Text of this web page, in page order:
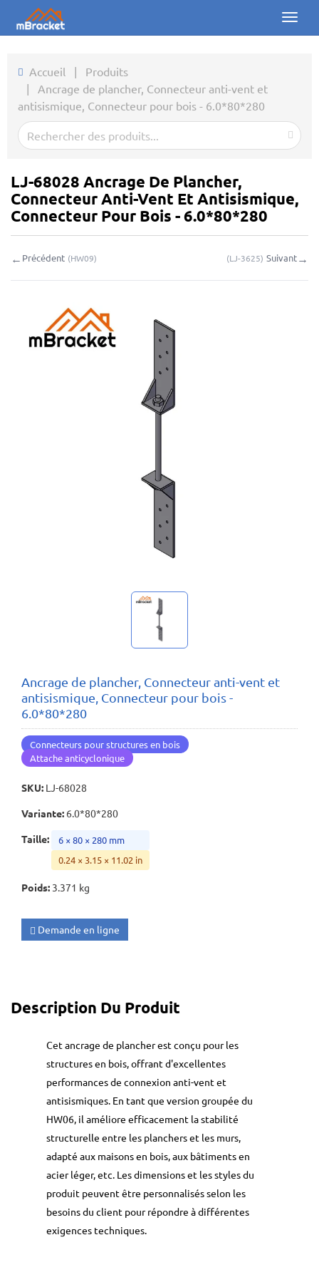
Toggle
Produits
À propos
Téléchargements
Mes demandes
Accueil | Produits
| Ancrage de plancher, Connecteur anti-vent et
antisismique, Connecteur pour bois - 6.0*80*280
LJ-68028 Ancrage De Plancher,
Connecteur Anti-Vent Et Antisismique,
Connecteur Pour Bois - 6.0*80*280
← Précédent (HW09) (LJ-3625) Suivant→
Ancrage de plancher, Connecteur anti-vent et
antisismique, Connecteur pour bois -
6.0*80*280
Connecteurs pour structures en bois
Attache anticyclonique
SKU: LJ-68028
Variante: 6.0*80*280
Taille:
6 × 80 × 280 mm
0.24 × 3.15 × 11.02 in
Poids: 3.371 kg
Demande en ligne
Description Du Produit
Cet ancrage de plancher est conçu pour les
structures en bois, offrant d'excellentes
performances de connexion anti-vent et
antisismiques. En tant que version groupée du
HW06, il améliore efficacement la stabilité
structurelle entre les planchers et les murs,
adapté aux maisons en bois, aux bâtiments en
acier léger, etc. Les dimensions et les styles du
produit peuvent être personnalisés selon les
besoins du client pour répondre à différentes
exigences techniques.